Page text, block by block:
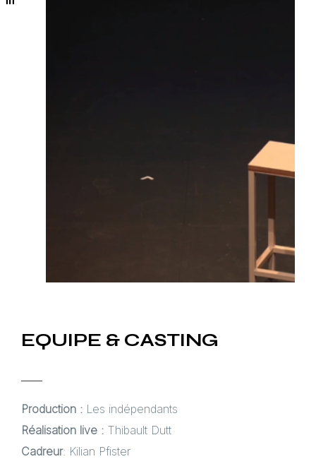
EQUIPE & CASTING
Production : Les indépendants
Réalisation live : Thibault Dutt
Cadreur: Kilian Pfister